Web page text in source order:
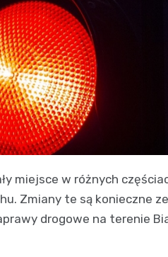
miejsce w różnych
Zmiany te są konieczne
drogowe na terenie